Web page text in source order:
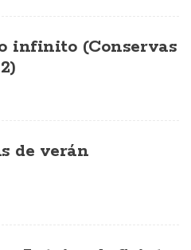
infinito (Conservas
de verán